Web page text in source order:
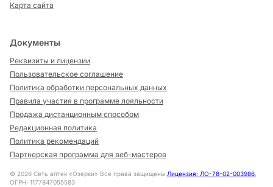
Карта сайта
Документы
Реквизиты и лицензии
Пользовательское соглашение
Политика обработки персональных данных
Правила участия в программе лояльности
Продажа дистанционным способом
Редакционная политика
Политика рекомендаций
Партнерская программа для веб-мастеров
© 2026 Сеть аптек «Озерки» Все права защищены Лицензия: ЛО-78-02-003986,
ОГРН: 1177847055583